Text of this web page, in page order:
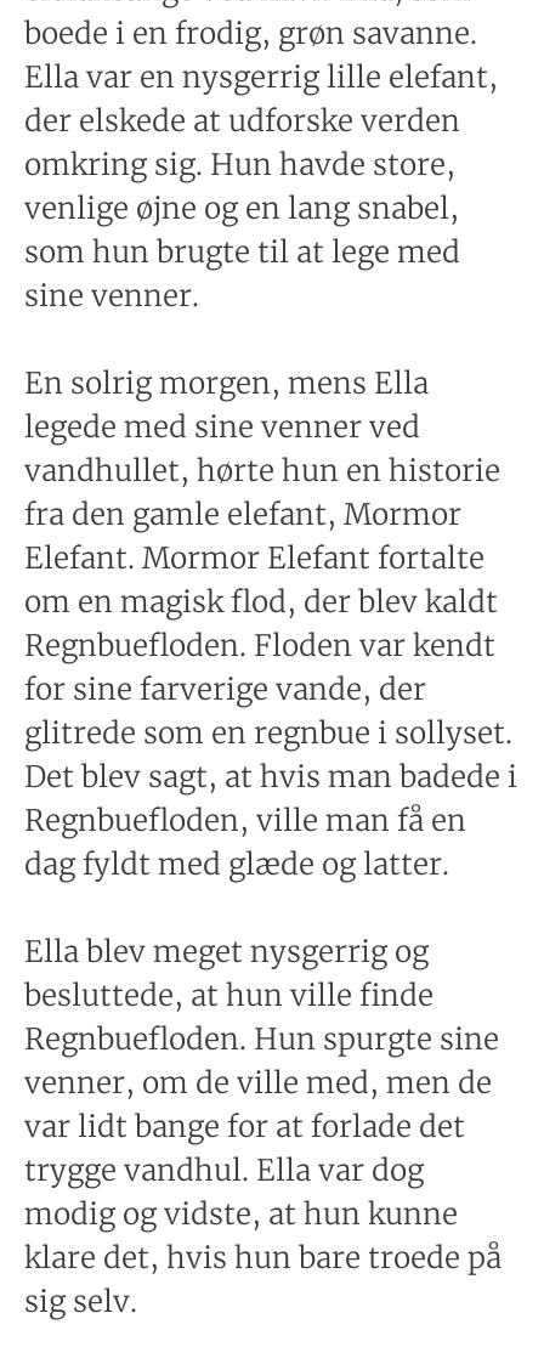
boede i en frodig, grøn savanne.
Ella var en nysgerrig lille elefant,
der elskede at udforske verden
omkring sig. Hun havde store,
venlige øjne og en lang snabel,
som hun brugte til at lege med
sine venner.
En solrig morgen, mens Ella
legede med sine venner ved
vandhullet, hørte hun en historie
fra den gamle elefant, Mormor
Elefant. Mormor Elefant fortalte
om en magisk flod, der blev kaldt
Regnbuefloden. Floden var kendt
for sine farverige vande, der
glitrede som en regnbue i sollyset.
Det blev sagt, at hvis man badede i
Regnbuefloden, ville man få en
dag fyldt med glæde og latter.
Ella blev meget nysgerrig og
besluttede, at hun ville finde
Regnbuefloden. Hun spurgte sine
venner, om de ville med, men de
var lidt bange for at forlade det
trygge vandhul. Ella var dog
modig og vidste, at hun kunne
klare det, hvis hun bare troede på
sig selv.